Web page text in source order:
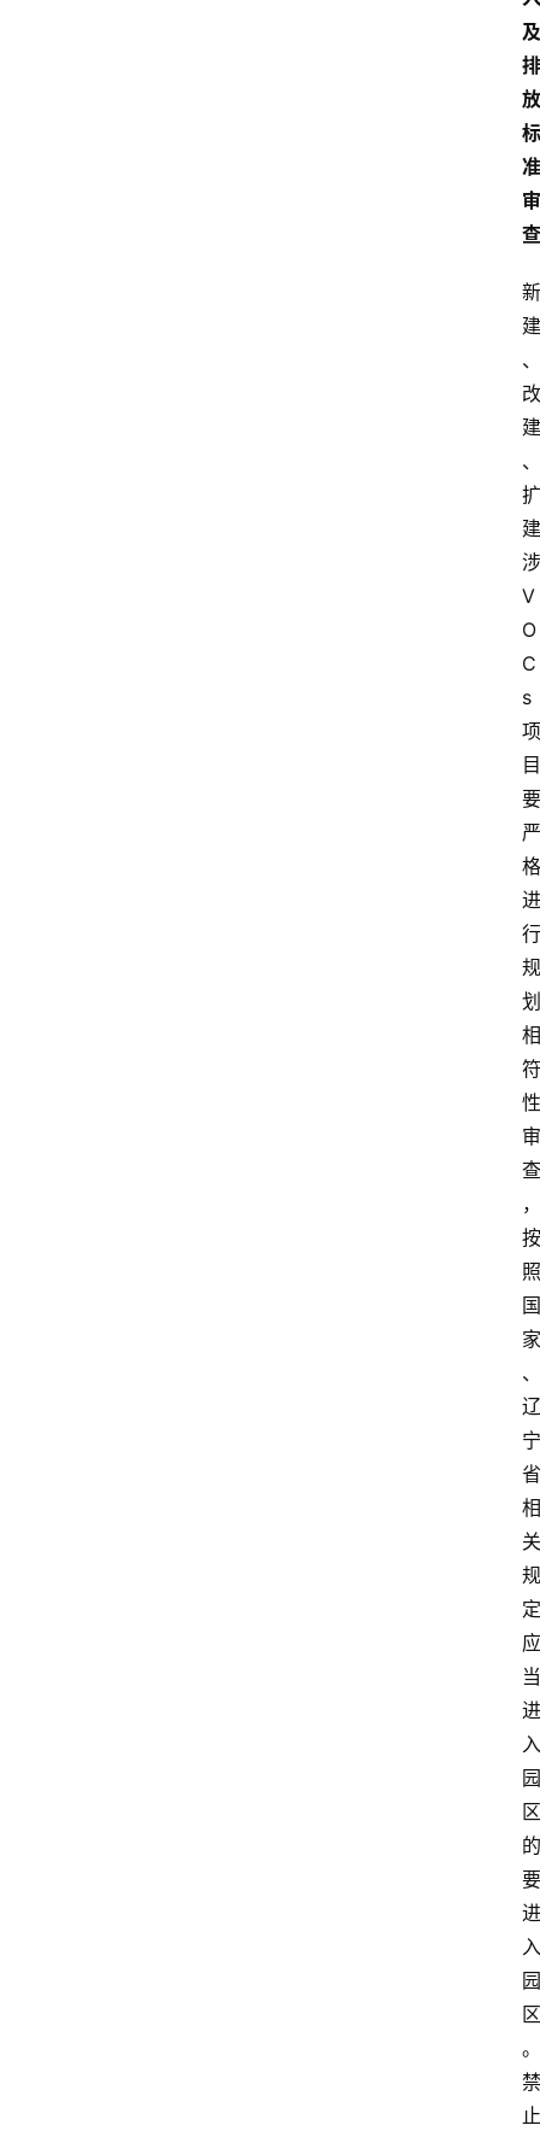
及
排
放
标
准
审
查
新
建
、
改
建
、
扩
建
涉
V
O
C
s
项
目
要
严
格
进
行
规
划
相
符
性
审
查
，
按
照
国
家
、
辽
宁
省
相
关
规
定
应
当
进
入
园
区
的
要
进
入
园
区
。
禁
止